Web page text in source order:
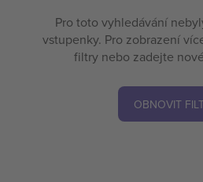
Pro toto vyhledávání
vstupenky. Pro zobrazení
filtry nebo zadejte
OBNOVIT